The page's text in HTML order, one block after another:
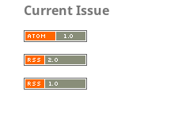
Current Issue